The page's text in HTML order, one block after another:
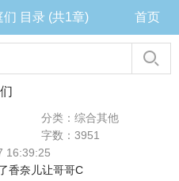
目录 (共1章) 首页
分类：综合其他
字数：3951
16:39:25
香奈儿让哥哥C